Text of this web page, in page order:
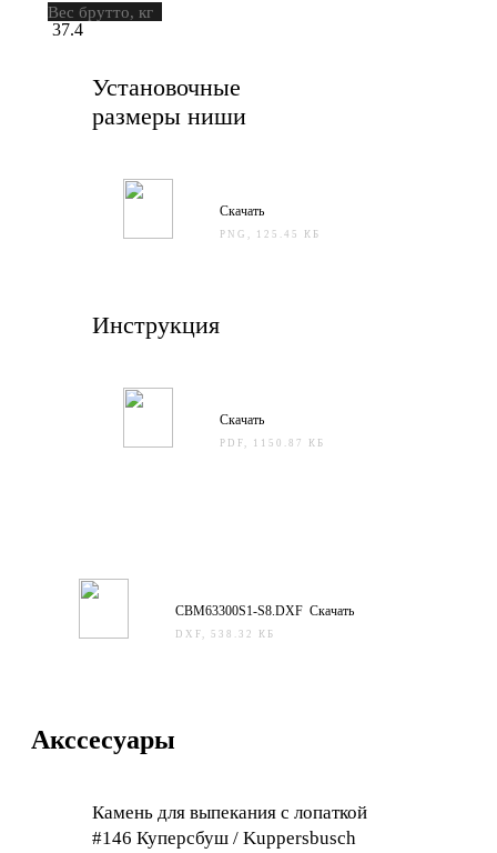
Вес брутто, кг
37.4
Установочные
размеры ниши
Скачать
PNG, 125.45 КБ
Инструкция
Скачать
PDF, 1150.87 КБ
CBM63300S1-S8.DXF Скачать
DXF, 538.32 КБ
Акссесуары
Камень для выпекания с лопаткой
#146 Куперсбуш / Kuppersbusch